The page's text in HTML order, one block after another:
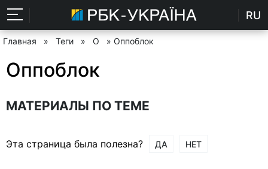
RU
Главная » Теги » О » Оппоблок
Оппоблок
МАТЕРИАЛЫ ПО ТЕМЕ
Эта страница была полезна? ДА НЕТ